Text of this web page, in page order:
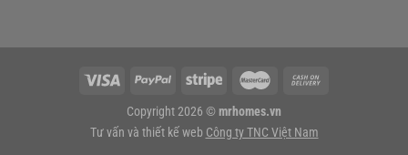
Copyright 2026 © mrhomes.vn
Tư vấn và thiết kế web Công ty TNC Việt Nam